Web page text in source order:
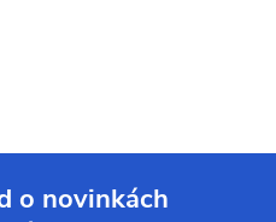
o novinkách